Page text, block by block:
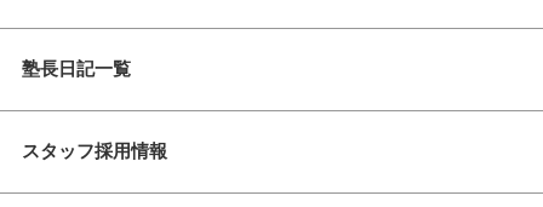
塾長日記一覧
スタッフ採用情報